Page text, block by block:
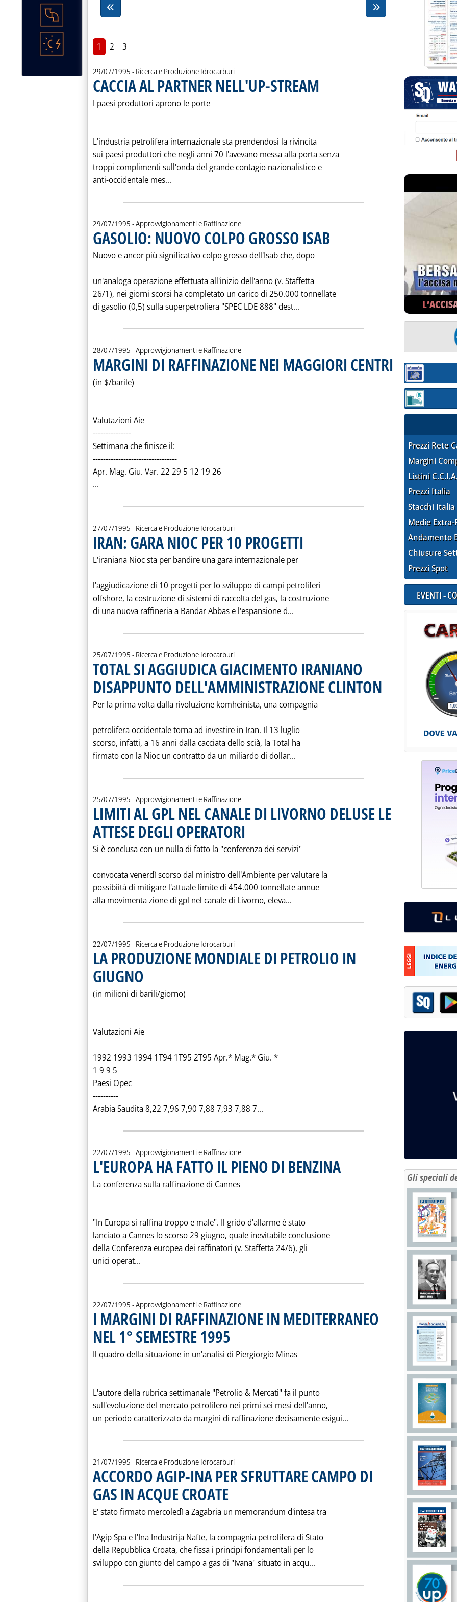
1 2 3
29/07/1995 - Ricerca e Produzione Idrocarburi
CACCIA AL PARTNER NELL'UP-STREAM . Pubblicata sabato 29 luglio 1995 alle 0.0.
I paesi produttori aprono le porte
L'industria petrolifera internazionale sta prendendosi la rivincita
sui paesi produttori che negli anni 70 l'avevano messa alla porta senza
troppi complimenti sull'onda del grande contagio nazionalistico e
anti-occidentale mes...
29/07/1995 - Approvvigionamenti e Raffinazione
GASOLIO: NUOVO COLPO GROSSO ISAB
Nuovo e ancor più significativo colpo grosso dell'Isab che, dopo
un'analoga operazione effettuata all'inizio dell'anno (v. Staffetta
26/1), nei giorni scorsi ha completato un carico di 250.000 tonnellate
di gasolio (0,5) sulla superpetroliera "SPEC LDE 888" dest... Leggi tutta la notizia: 'GASOLIO: NUOVO
28/07/1995 - Approvvigionamenti e Raffinazione
MARGINI DI RAFFINAZIONE NEI MAGGIORI CENTRI
(in $/barile)
Valutazioni Aie
---------------
Settimana che finisce il:
---------------------------------
Apr. Mag. Giu. Var. 22 29 5 12 19 26
...
27/07/1995 - Ricerca e Produzione Idrocarburi
IRAN: GARA NIOC PER 10 PROGETTI
L'iraniana Nioc sta per bandire una gara internazionale per
l'aggiudicazione di 10 progetti per lo sviluppo di campi petroliferi
offshore, la costruzione di sistemi di raccolta del gas, la costruzione
di una nuova raffineria a Bandar Abbas e l'espansione d... Leggi tutta la notizia: 'IRAN: GARA NIOC
25/07/1995 - Ricerca e Produzione Idrocarburi
TOTAL SI AGGIUDICA GIACIMENTO IRANIANO
DISAPPUNTO DELL'AMMINISTRAZIONE CLINTON . Pubblicata martedì 25 luglio
Per la prima volta dalla rivoluzione komheinista, una compagnia
petrolifera occidentale torna ad investire in Iran. Il 13 luglio
scorso, infatti, a 16 anni dalla cacciata dello scià, la Total ha
firmato con la Nioc un contratto da un miliardo di dollar... Leggi tutta la notizia: 'TOTAL SI
25/07/1995 - Approvvigionamenti e Raffinazione
LIMITI AL GPL NEL CANALE DI LIVORNO DELUSE LE
ATTESE DEGLI OPERATORI
Si è conclusa con un nulla di fatto la "conferenza dei servizi"
convocata venerdì scorso dal ministro dell'Ambiente per valutare la
possibiità di mitigare l'attuale limite di 454.000 tonnellate annue
alla movimenta zione di gpl nel canale di Livorno, eleva... Leggi tutta la notizia: 'LIMITI AL GPL NEL
22/07/1995 - Ricerca e Produzione Idrocarburi
LA PRODUZIONE MONDIALE DI PETROLIO IN
GIUGNO
(in milioni di barili/giorno)
Valutazioni Aie
1992 1993 1994 1T94 1T95 2T95 Apr.* Mag.* Giu. *
1 9 9 5
Paesi Opec
----------
Arabia Saudita 8,22 7,96 7,90 7,88 7,93 7,88 7... Leggi tutta la notizia: 'LA PRODUZIONE MONDIALE
22/07/1995 - Approvvigionamenti e Raffinazione
L'EUROPA HA FATTO IL PIENO DI BENZINA . Pubblicata sabato 22 luglio 1995 alle 0.0.
La conferenza sulla raffinazione di Cannes
"In Europa si raffina troppo e male". Il grido d'allarme è stato
lanciato a Cannes lo scorso 29 giugno, quale inevitabile conclusione
della Conferenza europea dei raffinatori (v. Staffetta 24/6), gli
unici operat...
22/07/1995 - Approvvigionamenti e Raffinazione
I MARGINI DI RAFFINAZIONE IN MEDITERRANEO
NEL 1° SEMESTRE 1995
Il quadro della situazione in un'analisi di Piergiorgio Minas
L'autore della rubrica settimanale "Petrolio & Mercati" fa il punto
sull'evoluzione del mercato petrolifero nei primi sei mesi dell'anno,
un periodo caratterizzato da margini di raffinazione decisamente esigui... Leggi tutta la notizia: 'I
21/07/1995 - Ricerca e Produzione Idrocarburi
ACCORDO AGIP-INA PER SFRUTTARE CAMPO DI
GAS IN ACQUE CROATE
E' stato firmato mercoledì a Zagabria un memorandum d'intesa tra
l'Agip Spa e l'Ina Industrija Nafte, la compagnia petrolifera di Stato
della Repubblica Croata, che fissa i principi fondamentali per lo
sviluppo con giunto del campo a gas di "Ivana" situato in acqu... Leggi tutta la notizia: 'ACCORDO AGIP-
Sezione:
Sezione:
Prezzi Rete
Margini
Listini
Prezzi Italia
Stacchi Italia
Medie Extra-
Andamento
Chiusure
Prezzi Spot
EVENTI -
Gli speciali